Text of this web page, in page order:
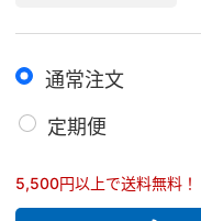
通常注文
定期便
5,500円以上で送料無料！